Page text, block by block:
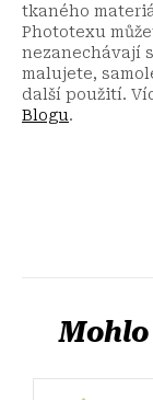
tkaného
Phototexu
nezanechávají
malujete,
další použití.
Blogu.